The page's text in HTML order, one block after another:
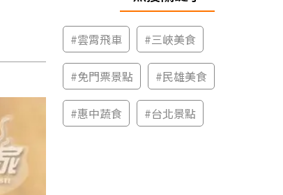
#雲霄飛車 #三峽美食
#免門票景點 #民雄美食
#惠中蔬食 #台北景點